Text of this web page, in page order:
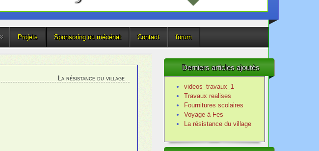
Projets Sponsoring ou mécénat Contact forum
Derniers articles ajoutés
videos_travaux_1
Travaux realises
Fournitures scolaires
Voyage à Fes
La résistance du village
La résistance du village